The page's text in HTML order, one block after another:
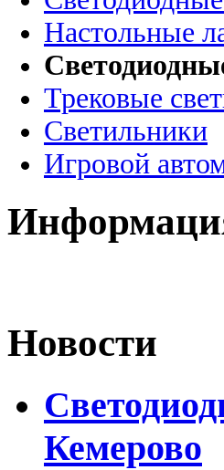
Настольные
Трековые
Светильники
Игровой
Новости
Кемерово